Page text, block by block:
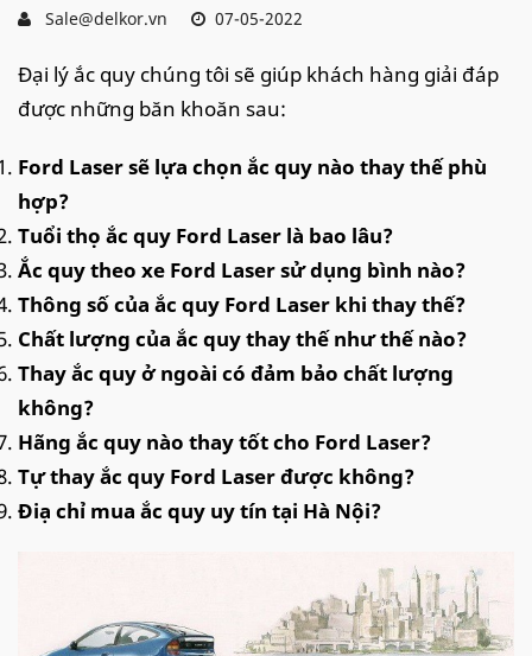
Sale@delkor.vn 07-05-2022
Đại lý ắc quy chúng tôi sẽ giúp khách hàng giải đáp
được những băn khoăn sau:
Ford Laser sẽ lựa chọn ắc quy nào thay thế phù
hợp?
Tuổi thọ ắc quy Ford Laser là bao lâu?
Ắc quy theo xe Ford Laser sử dụng bình nào?
Thông số của ắc quy Ford Laser khi thay thế?
Chất lượng của ắc quy thay thế như thế nào?
Thay ắc quy ở ngoài có đảm bảo chất lượng
không?
Hãng ắc quy nào thay tốt cho Ford Laser?
Tự thay ắc quy Ford Laser được không?
Điạ chỉ mua ắc quy uy tín tại Hà Nội?